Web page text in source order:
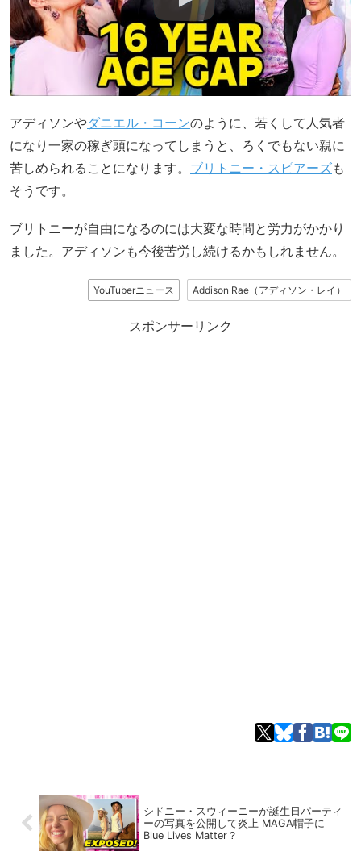
アディソンやダニエル・コーンのように、若くして人気者
になり一家の稼ぎ頭になってしまうと、ろくでもない親に
苦しめられることになります。 ブリトニー・スピアーズも
そうです。
ブリトニーが自由になるのには大変な時間と労力がかかり
ました。アディソンも今後苦労し続けるかもしれません。
YouTuberニュース Addison Rae（アディソン・レイ）
スポンサーリンク
シドニー・スウィーニーが誕生日パーティ
ーの写真を公開して炎上 MAGA帽子に
Blue Lives Matter？